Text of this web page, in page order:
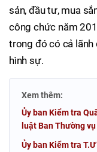
sản, đầu tư, mua
công chức năm
trong đó có cả lãnh
hình sự.
Xem thêm:
Ủy ban Kiểm tra
luật Ban Thường
Ủy ban Kiểm tra